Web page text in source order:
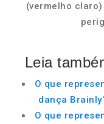
(vermelho
Leia
O que
dança
O que